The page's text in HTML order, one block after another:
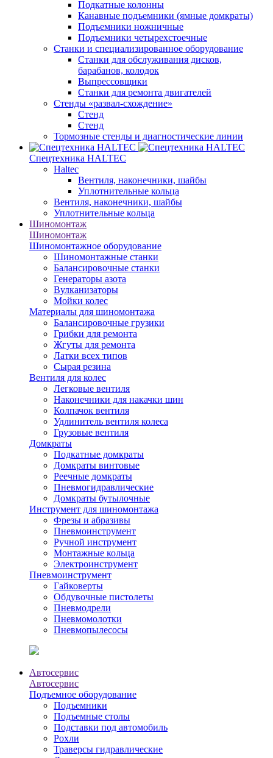
Подкатные колонны
Канавные подъемники (ямные домкраты)
Подъемники ножничные
Подъемники четырехстоечные
Станки и специализированное оборудование
Станки для обслуживания дисков,
барабанов, колодок
Выпрессовщики
Станки для ремонта двигателей
Стенды «развал-схождение»
Стенд
Стенд
Тормозные стенды и диагностические линии
Спецтехника HALTEC
Haltec
Вентиля, наконечники, шайбы
Уплотнительные кольца
Вентиля, наконечники, шайбы
Уплотнительные кольца
Шиномонтаж
Шиномонтаж
Шиномонтажное оборудование
Шиномонтажные станки
Балансировочные станки
Генераторы азота
Вулканизаторы
Мойки колес
Материалы для шиномонтажа
Балансировочные грузики
Грибки для ремонта
Жгуты для ремонта
Латки всех типов
Сырая резина
Вентиля для колес
Легковые вентиля
Наконечники для накачки шин
Колпачок вентиля
Удлинитель вентиля колеса
Грузовые вентиля
Домкраты
Подкатные домкраты
Домкраты винтовые
Реечные домкраты
Пневмогидравлические
Домкраты бутылочные
Инструмент для шиномонтажа
Фрезы и абразивы
Пневмоинструмент
Ручной инструмент
Монтажные кольца
Электроинструмент
Пневмоинструмент
Гайковерты
Обдувочные пистолеты
Пневмодрели
Пневмомолотки
Пневмопылесосы
Автосервис
Автосервис
Подъемное оборудование
Подъемники
Подъемные столы
Подставки под автомобиль
Рохли
Траверсы гидравлические